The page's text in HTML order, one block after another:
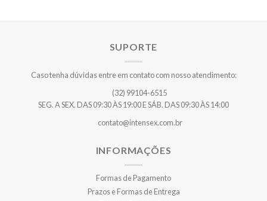
SUPORTE
Caso tenha dúvidas entre em contato com nosso atendimento:
(32) 99104-6515
SEG. A SEX. DAS 09:30 ÀS 19:00 E SÁB. DAS 09:30 ÀS 14:00
contato@intensex.com.br
INFORMAÇÕES
Formas de Pagamento
Prazos e Formas de Entrega